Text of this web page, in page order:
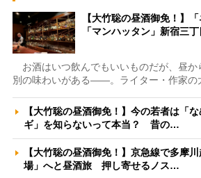
【大竹聡の昼酒御免！】
「マンハッタン」新宿三
お酒はいつ飲んでもいいものだが、昼か
別の味わいがある――。ライター・作家の
【大竹聡の昼酒御免！】今の若者は「
ギ」を知らないって本当？ 昔の…
【大竹聡の昼酒御免！】京急線で多摩
場」へと昼酒旅 押し寄せるノス…